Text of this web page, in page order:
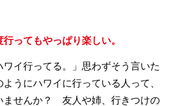
ってもやっぱり楽しい。
ワイ行ってる。」思わずそう言いた
うにハワイに行っている人って、
ませんか？ 友人や姉、行きつけの